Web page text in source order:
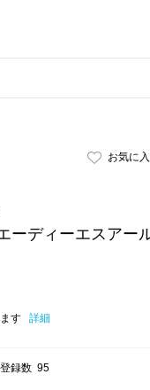
お気に
ーディーエスアー
す 詳細
録数 95